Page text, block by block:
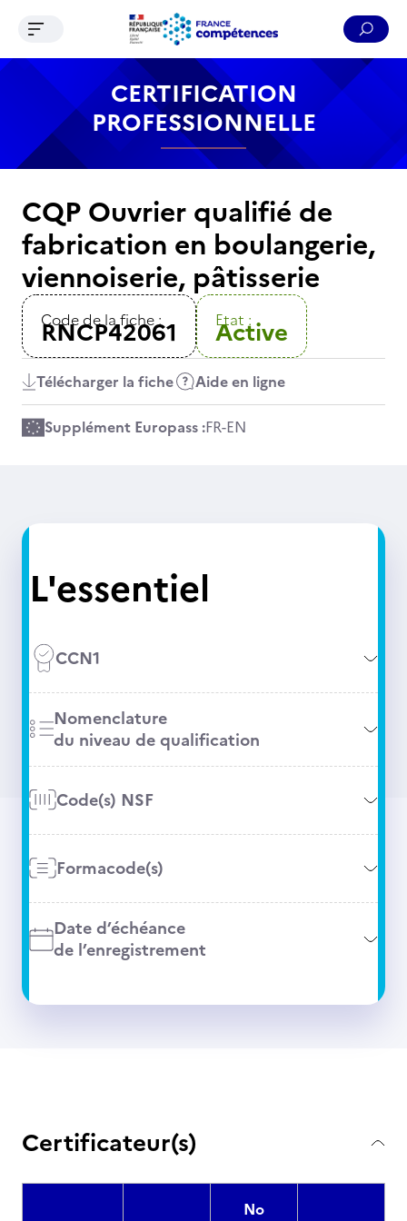
Contenu Recherche Menu Pied de page
Ouvrir le menu de navigation
CERTIFICATION
PROFESSIONNELLE
CQP Ouvrier qualifié de
fabrication en boulangerie,
viennoiserie, pâtisserie
Code de la fiche :
RNCP42061 Etat :
Active
Télécharger la fiche Aide en ligne
Supplément Europass :FR-EN
L'essentiel
CCN1
Nomenclature
du niveau de qualification
Code(s) NSF
Formacode(s)
Date d’échéance
de l’enregistrement
Certificateur(s)
No